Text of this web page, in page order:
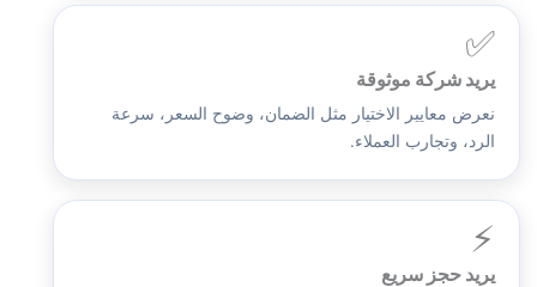
✅
يريد شركة موثوقة
نعرض معايير الاختيار مثل الضمان، وضوح السعر، سرعة
الرد، وتجارب العملاء.
⚡
يريد حجز سريع